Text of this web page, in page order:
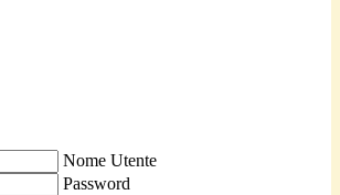
Nome Utente
Password